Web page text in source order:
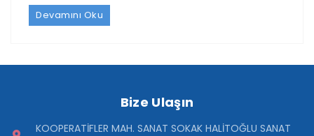
Devamını Oku
Bize Ulaşın
KOOPERATİFLER MAH. SANAT SOKAK HALİTOĞLU SANAT